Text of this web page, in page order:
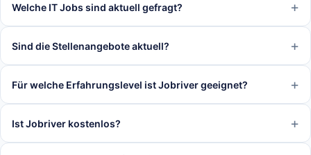
Welche IT Jobs sind aktuell gefragt?
Sind die Stellenangebote aktuell?
Für welche Erfahrungslevel ist Jobriver geeignet?
Ist Jobriver kostenlos?